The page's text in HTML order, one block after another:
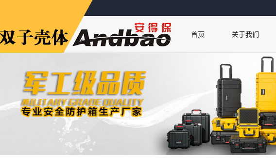
首页 关于我们
公司简介
厂房设备
荣誉资质